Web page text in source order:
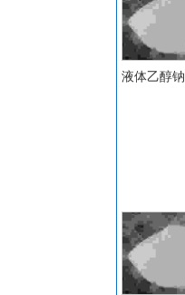
液体乙醇钠